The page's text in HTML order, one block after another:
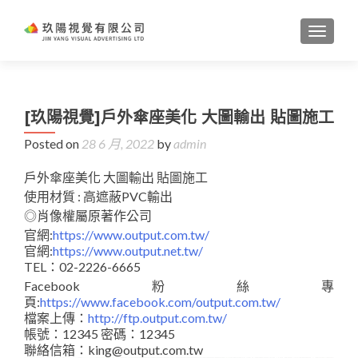
[玖陽視覺]戶外傘座美化 大圖輸出 貼圖施工
Posted on 28 6 月, 2022 byadmin
戶外傘座美化 大圖輸出 貼圖施工
使用材質 : 高遮蔽PVC輸出
◎肖像權屬原著作公司
官網:https://www.output.com.tw/
官網:https://www.output.net.tw/
TEL：02-2226-6665
Facebook粉絲專
頁:https://www.facebook.com/output.com.tw/
檔案上傳： http://ftp.output.com.tw/
帳號：12345 密碼：12345
聯絡信箱：king@output.com.tw